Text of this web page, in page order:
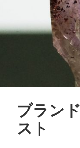
ブラン
スト